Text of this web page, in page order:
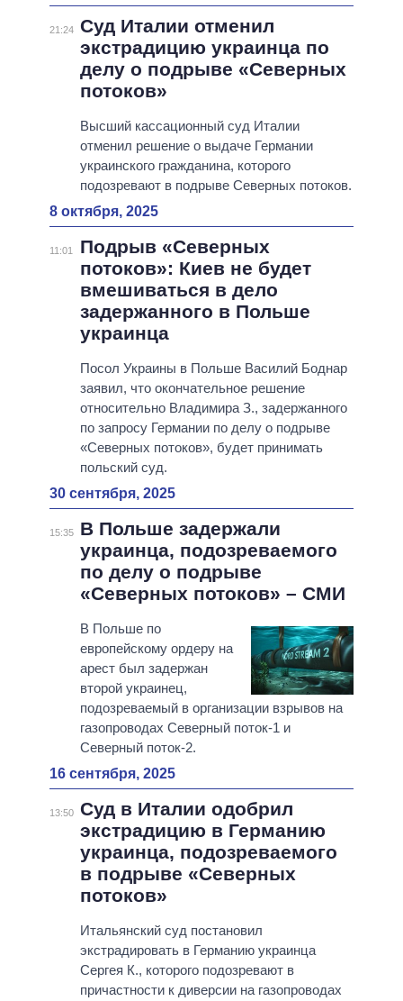
21:24 Суд Италии отменил
экстрадицию украинца по
делу о подрыве «Северных
потоков»
Высший кассационный суд Италии
отменил решение о выдаче Германии
украинского гражданина, которого
подозревают в подрыве Северных потоков.
8 октября, 2025
11:01
Подрыв «Северных
потоков»: Киев не будет
вмешиваться в дело
задержанного в Польше
украинца
Посол Украины в Польше Василий Боднар
заявил, что окончательное решение
относительно Владимира З., задержанного
по запросу Германии по делу о подрыве
«Северных потоков», будет принимать
польский суд.
30 сентября, 2025
15:35
В Польше задержали
украинца, подозреваемого
по делу о подрыве
«Северных потоков» – СМИ
В Польше по
европейскому ордеру на
арест был задержан
второй украинец,
подозреваемый в организации взрывов на
газопроводах Северный поток-1 и
Северный поток-2.
16 сентября, 2025
13:50 Суд в Италии одобрил
экстрадицию в Германию
украинца, подозреваемого
в подрыве «Северных
потоков»
Итальянский суд постановил
экстрадировать в Германию украинца
Сергея К., которого подозревают в
причастности к диверсии на газопроводах